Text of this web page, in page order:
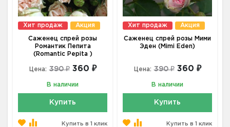
Хит продаж Акция
Саженец спрей розы
Романтик Пепита
(Romantic Pepita )
Цена: 390 ₽ 360 ₽
В наличии
Купить
Купить в 1 клик
Хит продаж Акция
Саженец спрей розы Мими
Эден (Mimi Eden)
Цена: 390 ₽ 360 ₽
В наличии
Купить
Купить в 1 клик